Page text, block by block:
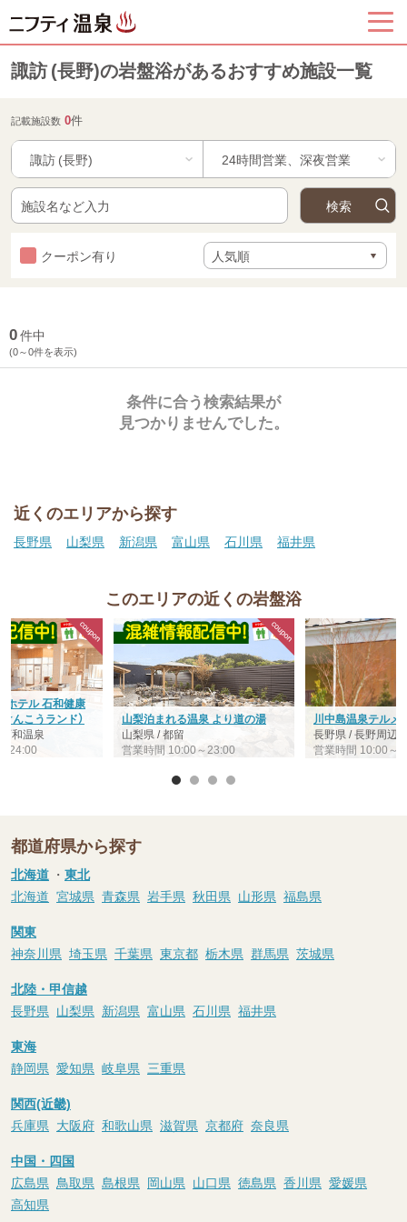
諏訪 (長野)の岩盤浴があるおすすめ施設一覧
記載施設数 0件
諏訪 (長野)
クーポン有り
0件中
(0～0件を表示)
条件に合う検索結果が
見つかりませんでした。
近くのエリアから探す
長野県 山梨県 新潟県 富山県 石川県 福井県
このエリアの近くの岩盤浴
ホテル 石和健康
んこうランド）
和温泉
24:00
山梨泊まれる温泉 より道の湯
山梨県 / 都留
営業時間 10:00～23:00
川中島温泉テルメ
長野県 / 長野周辺
営業時間 10:00～
都道府県から探す
北海道 ・ 東北
北海道 宮城県 青森県 岩手県 秋田県 山形県 福島県
関東
神奈川県 埼玉県 千葉県 東京都 栃木県 群馬県 茨城県
北陸・甲信越
長野県 山梨県 新潟県 富山県 石川県 福井県
東海
静岡県 愛知県 岐阜県 三重県
関西(近畿)
兵庫県 大阪府 和歌山県 滋賀県 京都府 奈良県
中国・四国
広島県 鳥取県 島根県 岡山県 山口県 徳島県 香川県 愛媛県
高知県